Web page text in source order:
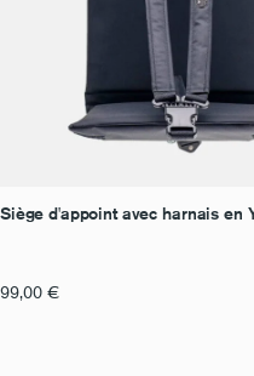
Siège d'appoint avec harnais en
99,00 €